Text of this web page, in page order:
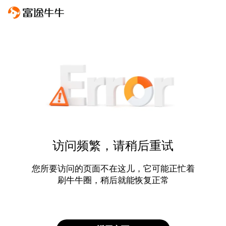
访问频繁，请稍后重试
您所要访问的页面不在这儿，它可能正忙着
刷牛牛圈，稍后就能恢复正常